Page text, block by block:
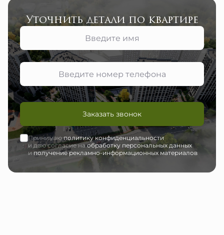
Уточнить детали по квартире
Заказать звонок
Принимаюполитику конфиденциальности
и даю согласие наобработку персональных данных
иполучение рекламно-информационных материалов